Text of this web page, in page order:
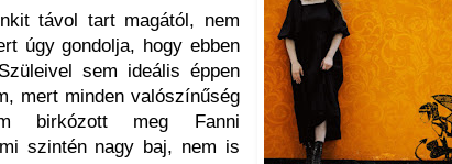
távol tart magától, nem
úgy gondolja, hogy ebben
sem ideális éppen
mert minden valószínűség
birkózott meg Fanni
szintén nagy baj, nem is